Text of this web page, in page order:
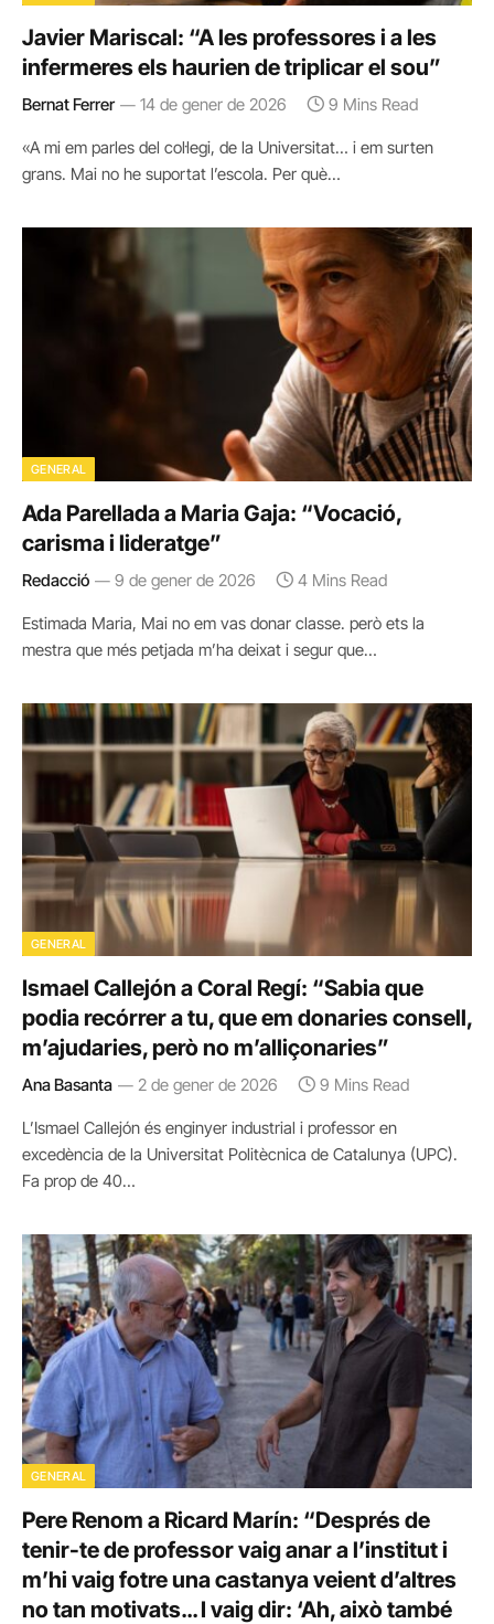
Javier Mariscal: “A les professores i a les
infermeres els haurien de triplicar el sou”
Bernat Ferrer 14 de gener de 2026 9 Mins Read
«A mi em parles del col·legi, de la Universitat… i em surten
grans. Mai no he suportat l’escola. Per què…
GENERAL
Ada Parellada a Maria Gaja: “Vocació,
carisma i lideratge”
Redacció 9 de gener de 2026 4 Mins Read
Estimada Maria, Mai no em vas donar classe. però ets la
mestra que més petjada m’ha deixat i segur que…
GENERAL
Ismael Callejón a Coral Regí: “Sabia que
podia recórrer a tu, que em donaries consell,
m’ajudaries, però no m’alliçonaries”
Ana Basanta 2 de gener de 2026 9 Mins Read
L’Ismael Callejón és enginyer industrial i professor en
excedència de la Universitat Politècnica de Catalunya (UPC).
Fa prop de 40…
GENERAL
Pere Renom a Ricard Marín: “Després de
tenir-te de professor vaig anar a l’institut i
m’hi vaig fotre una castanya veient d’altres
no tan motivats… I vaig dir: ‘Ah, això també